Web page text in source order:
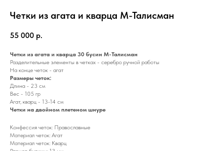
Четки из агата и кварца М-Талисман
55 000 р.
Четки из агата и кварца 30 бусин М-Талисман
Разделительные элементы в четках - серебро ручной работы
На конце четок - агат
Размеры четок:
Длина - 23 см
Вес - 105 гр
Агат, кварц - 13-14 см
Четки на двойном плетеном шнуре
Конфессия четок: Православные
Материал четок: Агат
Материал четок: Кварц